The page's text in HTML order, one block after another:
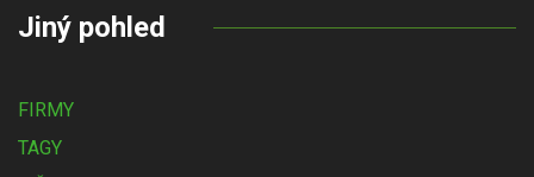
Jiný pohled
FIRMY
TAGY